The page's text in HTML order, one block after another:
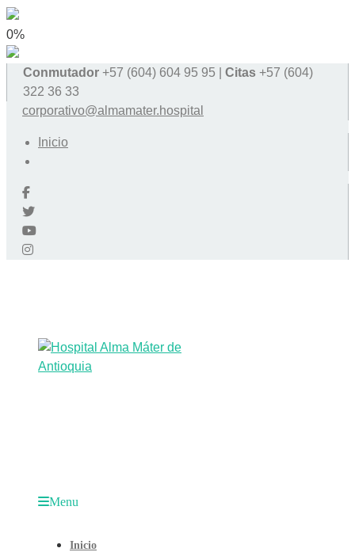
0%
Conmutador +57 (604) 604 95 95 | Citas +57 (604)
322 36 33
corporativo@almamater.hospital
Inicio
Menu
Inicio